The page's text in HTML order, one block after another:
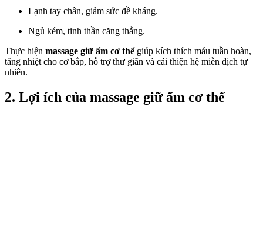
Lạnh tay chân, giảm sức đề kháng.
Ngủ kém, tinh thần căng thẳng.
Thực hiện massage giữ ấm cơ thểgiúp kích thích máu tuần hoàn,
tăng nhiệt cho cơ bắp, hỗ trợ thư giãn và cải thiện hệ miễn dịch tự
nhiên.
2. Lợi ích của massage giữ ấm cơ thể